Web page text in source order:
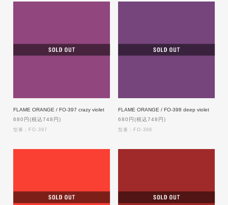
FLAME ORANGE / FO-397 crazy violet
680円(税込748円)
型番：FO-397
FLAME ORANGE / FO-398 deep violet
680円(税込748円)
型番：FO-398